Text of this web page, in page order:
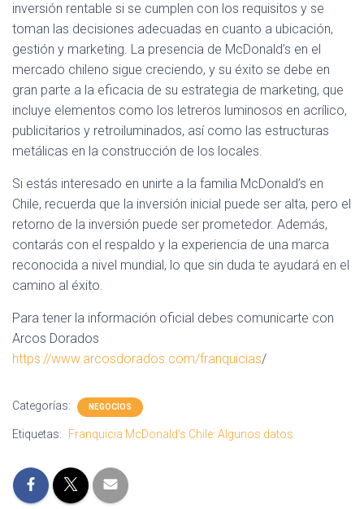
inversión rentable si se cumplen con los requisitos y se
toman las decisiones adecuadas en cuanto a ubicación,
gestión y marketing. La presencia de McDonald’s en el
mercado chileno sigue creciendo, y su éxito se debe en
gran parte a la eficacia de su estrategia de marketing, que
incluye elementos como los letreros luminosos en acrílico,
publicitarios y retroiluminados, así como las estructuras
metálicas en la construcción de los locales.
Si estás interesado en unirte a la familia McDonald’s en
Chile, recuerda que la inversión inicial puede ser alta, pero el
retorno de la inversión puede ser prometedor. Además,
contarás con el respaldo y la experiencia de una marca
reconocida a nivel mundial, lo que sin duda te ayudará en el
camino al éxito.
Para tener la información oficial debes comunicarte con
Arcos Dorados
https://www.arcosdorados.com/franquicias/
Categorías: NEGOCIOS
Etiquetas: Franquicia McDonald's Chile: Algunos datos